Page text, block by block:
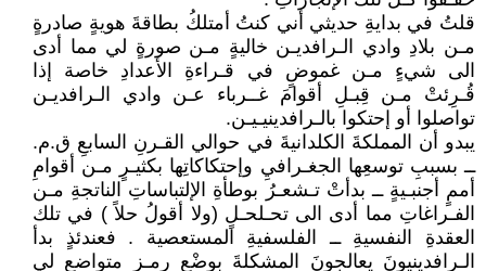
قلتُ في بدايةِ حديثي أني كنتُ أمتلكُ بطاقةَ هويةٍ صادرةٍ
مـن بلادِ وادي الـرافديـن خاليةٍ مـن صورةٍ لي مما أدى
الى شيءٍ مـن غموضٍ في قـراءةِ الأعدادِ خاصة إذا
قُـرِئتْ مـن قِبـلِ أقوامَ غــرباء عـن وادي الـرافديـن
تواصلوا أو إحتكوا بالـرافدينيـيـن.
يبدو أن المملكةَ الكلدانيةَ في حوالي القـرنِ السابعِ ق.م.
ــ بسببِ توسعِها الجغـرافيِ وإحتكاكاتِها بكثيـرٍ مـن أقوامِ
أممٍ أجنبـيةٍ ــ بدأتْ تـشعـرُ بوطأةِ الإلتباساتِ الناتجةِ مـن
الفـراغاتِ مما أدى الى تحـلحـلٍ (ولا أقولُ حلاً ) في تلك
العقدةِ النفسيةِ ــ الفلسفيةِ المستعصية . فعندئذٍ بدأ
الـرافدينيونَ يعالجونَ المشكلةَ بوضْعِ رمـزٍ متواضعٍ لي